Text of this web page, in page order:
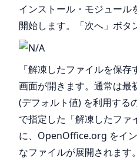
インストール・モジュール
開始します。「次へ」ボタ
「解凍したファイルを保
画面が開きます。通常は最
(デフォルト値) を利用する
で指定した「解凍したファ
に、OpenOffice.org をイ
なファイルが展開されま